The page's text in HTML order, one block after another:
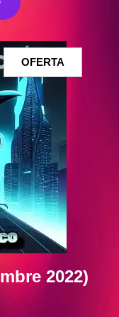
OFERTA
2022)